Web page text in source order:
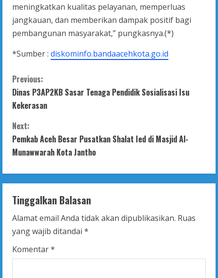
meningkatkan kualitas pelayanan, memperluas
jangkauan, dan memberikan dampak positif bagi
pembangunan masyarakat,” pungkasnya.(*)
*Sumber : diskominfo.bandaacehkota.go.id
C
o
n
t
n
u
e
R
e
Previous:
Dinas P3AP2KB Sasar Tenaga Pendidik Sosialisasi Isu
Kekerasan
Next:
Pemkab Aceh Besar Pusatkan Shalat Ied di Masjid Al-
Munawwarah Kota Jantho
Tinggalkan Balasan
Alamat email Anda tidak akan dipublikasikan. Ruas
yang wajib ditandai *
Komentar*